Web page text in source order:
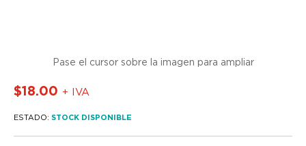
Pase el cursor sobre la imagen para ampliar
$18.00 + IVA
ESTADO: STOCK DISPONIBLE